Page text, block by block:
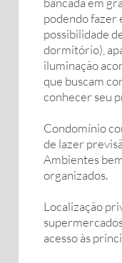
podendo fazer
possibilidade
dormitório),
iluminação
que buscam
conhecer seu
Condomínio
de lazer
Ambientes
organizados.
Localização
acesso às